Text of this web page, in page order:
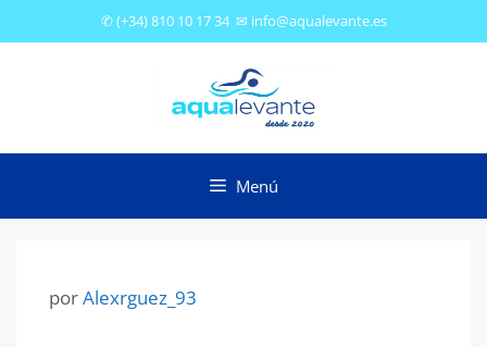
✆(+34) 810 10 17 34✉ info@aqualevante.es
Menú
porAlexrguez_93